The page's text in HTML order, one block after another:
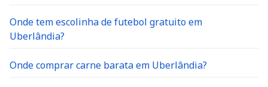
Onde tem escolinha de futebol gratuito em
Uberlândia?
Onde comprar carne barata em Uberlândia?